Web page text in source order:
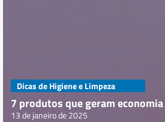
Dicas de Higiene e Limpeza
7 produtos que geram
13 de janeiro de 2025